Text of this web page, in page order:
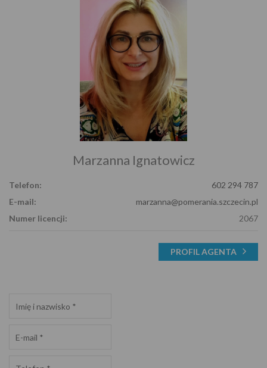
Marzanna Ignatowicz
Telefon:
602 294 787
E-mail:
marzanna@pomerania.szczecin.pl
Numer licencji:
2067
PROFIL AGENTA